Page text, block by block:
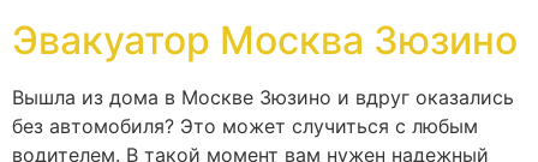
Эвакуатор Москва Зюзино
Вышла из дома в Москве Зюзино и вдруг оказались
без автомобиля? Это может случиться с любым
водителем. В такой момент вам нужен надежный